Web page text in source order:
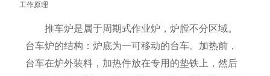
工作原理
推车炉是属于周期式作业炉，炉膛不分区域。
台车炉的结构：炉底为一可移动的台车。加热前，
台车在炉外装料，加热件放在专用的垫铁上，然后